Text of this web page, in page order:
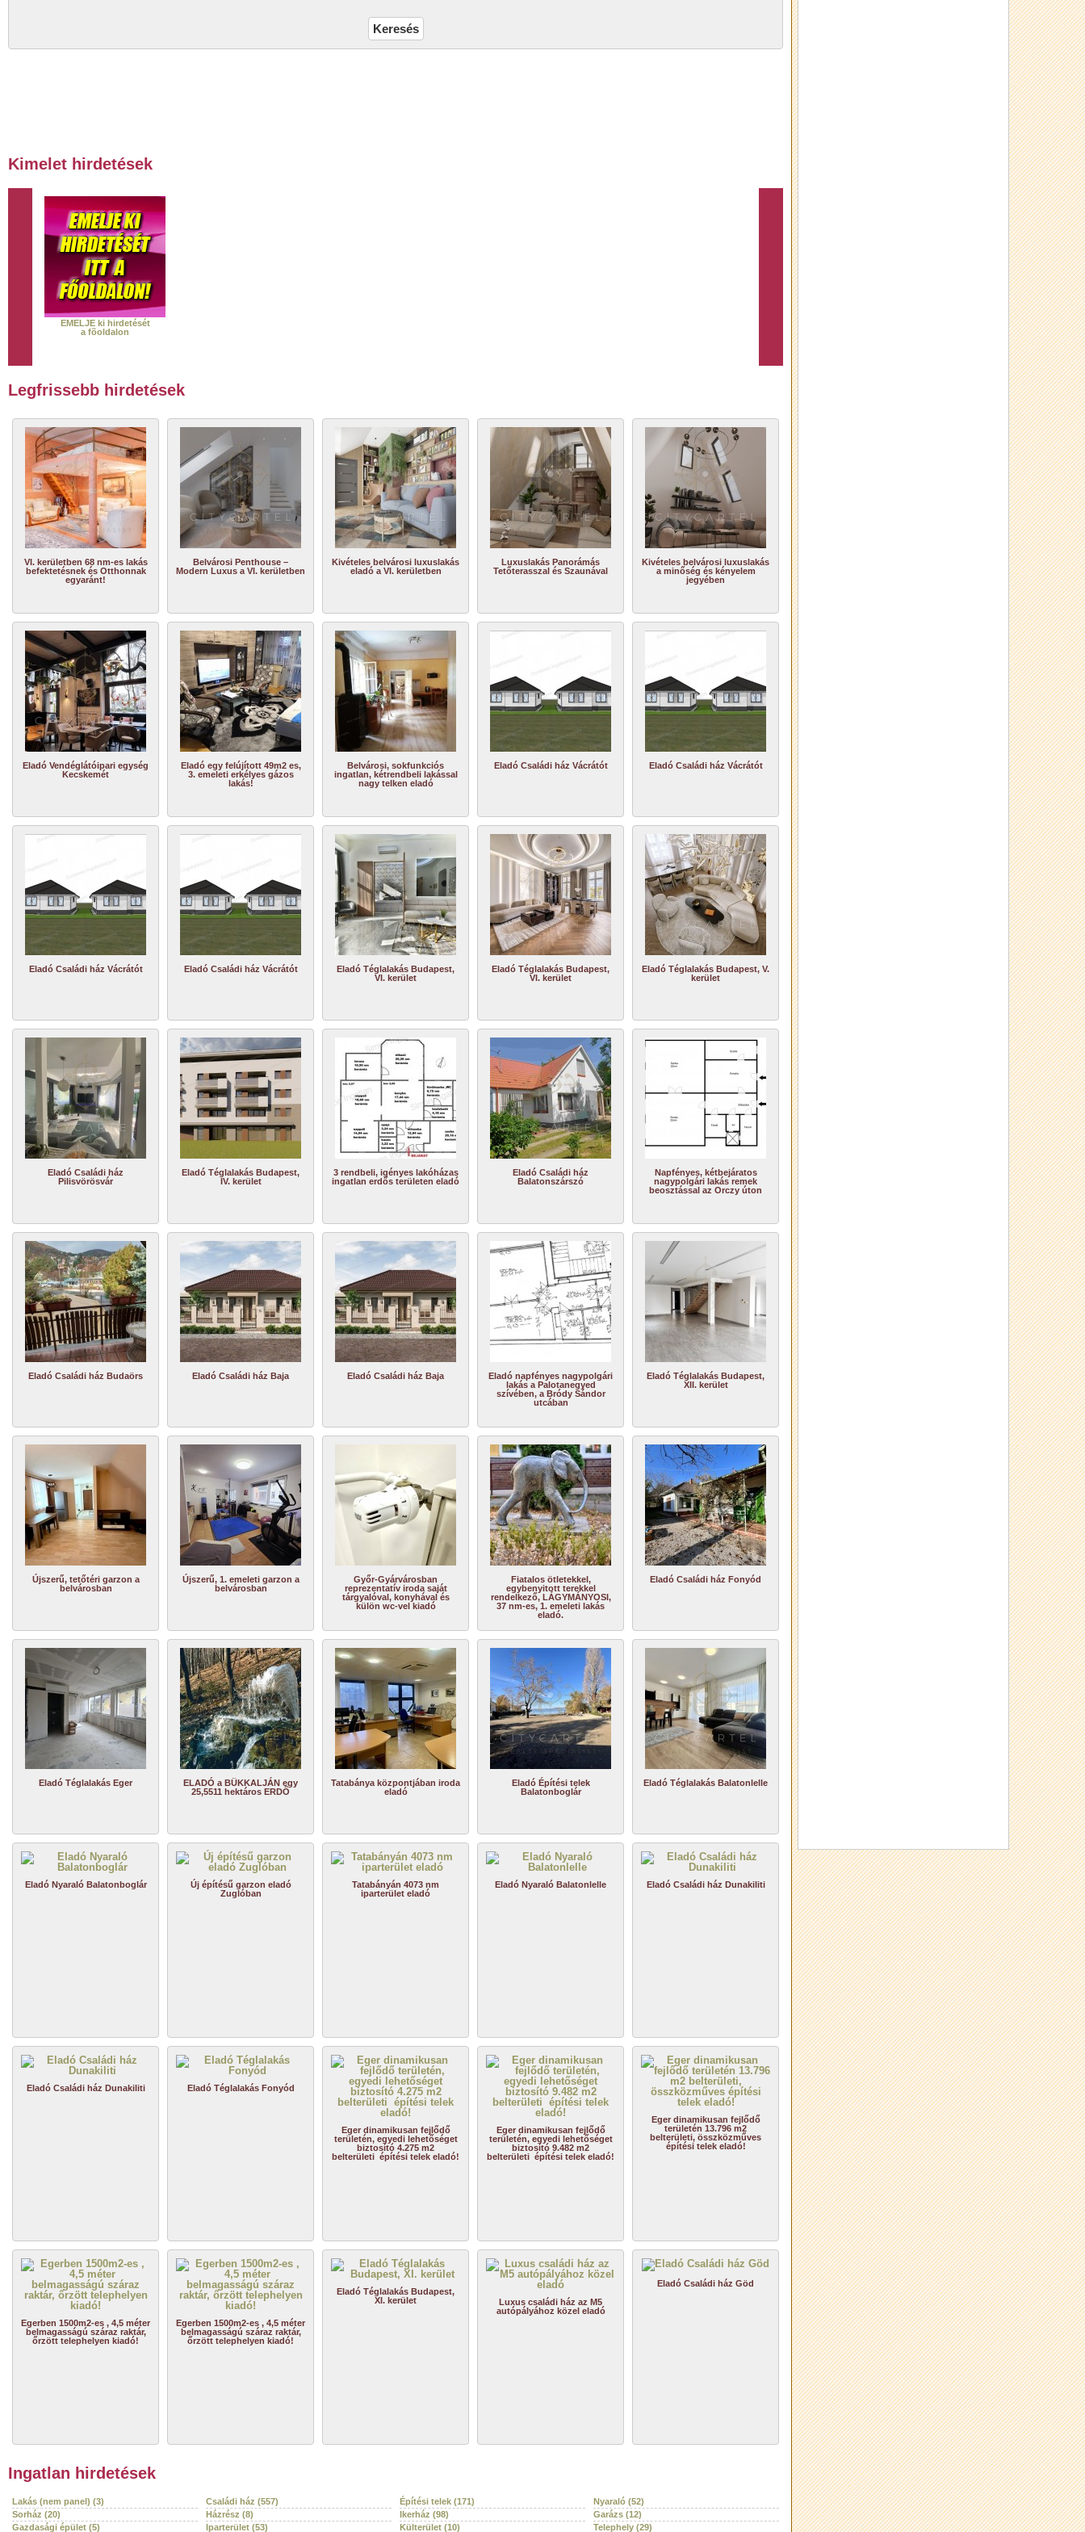
Kimelet hirdetések
EMELJE ki hirdetését
a fõoldalon
Legfrissebb hirdetések
VI. kerületben 68 nm-es lakás
befektetésnek és Otthonnak
egyaránt!
Belvárosi Penthouse –
Modern Luxus a VI. kerületben
Kivételes belvárosi luxuslakás
eladó a VI. kerületben
Luxuslakás Panorámás
Tetőterasszal és Szaunával
Kivételes belvárosi luxuslakás
a minőség és kényelem
jegyében
Eladó Vendéglátóipari egység
Kecskemét
Eladó egy felújított 49m2 es,
3. emeleti erkélyes gázos
lakás!
Belvárosi, sokfunkciós
ingatlan, kétrendbeli lakással
nagy telken eladó
Eladó Családi ház Vácrátót Eladó Családi ház Vácrátót
Eladó Családi ház Vácrátót Eladó Családi ház Vácrátót
Eladó Téglalakás Budapest,
VI. kerület
Eladó Téglalakás Budapest,
VI. kerület
Eladó Téglalakás Budapest, V.
kerület
Eladó Családi ház
Pilisvörösvár
Eladó Téglalakás Budapest,
IV. kerület
3 rendbeli, igényes lakóházas
ingatlan erdős területen eladó
Eladó Családi ház
Balatonszárszó
Napfényes, kétbejáratos
nagypolgári lakás remek
beosztással az Orczy úton
Eladó Családi ház Budaörs Eladó Családi ház Baja Eladó Családi ház Baja
Eladó napfényes nagypolgári
lakás a Palotanegyed
szívében, a Bródy Sándor
utcában
Eladó Téglalakás Budapest,
XII. kerület
Újszerű, tetőtéri garzon a
belvárosban
Újszerű, 1. emeleti garzon a
belvárosban
Győr-Gyárvárosban
reprezentatív iroda saját
tárgyalóval, konyhával és
külön wc-vel kiadó
Fiatalos ötletekkel,
egybenyitott terekkel
rendelkező, LÁGYMÁNYOSI,
37 nm-es, 1. emeleti lakás
eladó.
Eladó Családi ház Fonyód
Eladó Téglalakás Eger
ELADÓ a BÜKKALJÁN egy
25,5511 hektáros ERDŐ
Tatabánya központjában iroda
eladó
Eladó Építési telek
Balatonboglár
Eladó Téglalakás Balatonlelle
Eladó Nyaraló Balatonboglár
Új építésű garzon eladó
Zuglóban
Tatabányán 4073 nm
iparterület eladó
Eladó Nyaraló Balatonlelle Eladó Családi ház Dunakiliti
Eladó Családi ház Dunakiliti Eladó Téglalakás Fonyód
Eger dinamikusan fejlődő
területén, egyedi lehetőséget
biztosító 4.275 m2
belterületi építési telek eladó!
Eger dinamikusan fejlődő
területén, egyedi lehetőséget
biztosító 9.482 m2
belterületi építési telek eladó!
Eger dinamikusan fejlődő
területén 13.796 m2
belterületi, összközműves
építési telek eladó!
Egerben 1500m2-es , 4,5 méter
belmagasságú száraz raktár,
őrzött telephelyen kiadó!
Egerben 1500m2-es , 4,5 méter
belmagasságú száraz raktár,
őrzött telephelyen kiadó!
Eladó Téglalakás Budapest,
XI. kerület
Luxus családi ház az M5
autópályához közel eladó
Eladó Családi ház Göd
Ingatlan hirdetések
Lakás (nem panel) (3) Családi ház (557) Építési telek (171)
Nyaraló (52)
Sorház (20)
Házrész (8) Ikerház (98)
Garázs (12)
Gazdasági épület (5)
Iparterület (53) Külterület (10) Telephely (29)